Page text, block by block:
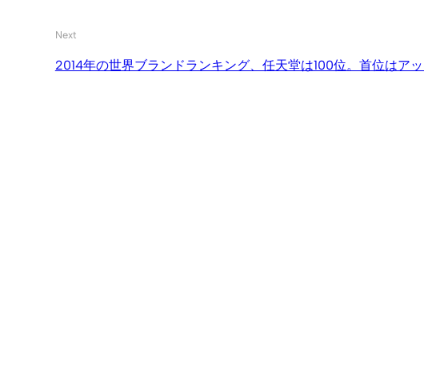
Next
2014年の世界ブランドランキング、任天堂は100位。首位はア